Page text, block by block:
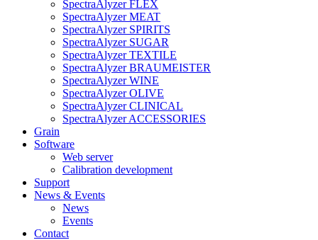
SpectraAlyzer FLEX
SpectraAlyzer MEAT
SpectraAlyzer SPIRITS
SpectraAlyzer SUGAR
SpectraAlyzer TEXTILE
SpectraAlyzer BRAUMEISTER
SpectraAlyzer WINE
SpectraAlyzer OLIVE
SpectraAlyzer CLINICAL
SpectraAlyzer ACCESSORIES
Grain
Software
Web server
Calibration development
Support
News & Events
News
Events
Contact